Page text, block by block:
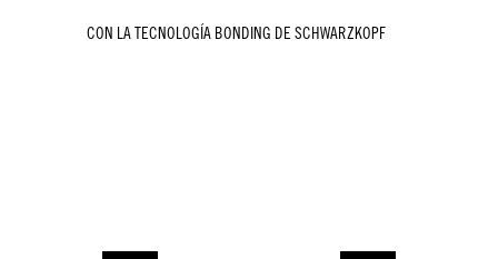
CON LA TECNOLOGÍA BONDING DE SCHWARZKOPF